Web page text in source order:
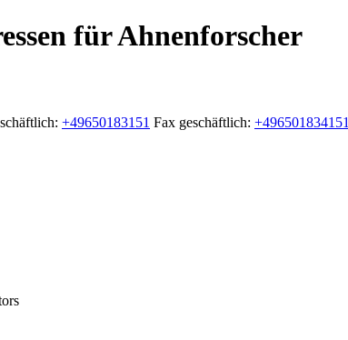
für Ahnenforscher
: +49650183151 Fax geschäftlich: +496501834151